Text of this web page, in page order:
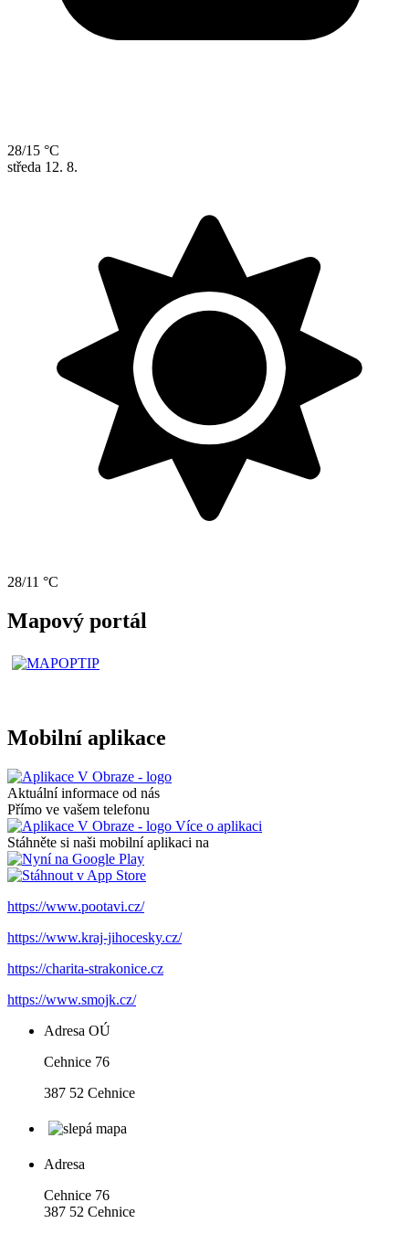
28/15 °C
středa 12. 8.
28/11 °C
Mapový portál
Mobilní aplikace
Aktuální informace od nás
Přímo ve vašem telefonu
Více o aplikaci
Stáhněte si naši mobilní aplikaci na
https://www.pootavi.cz/
https://www.kraj-jihocesky.cz/
https://charita-strakonice.cz
https://www.smojk.cz/
Adresa OÚ
Cehnice 76
387 52 Cehnice
Adresa
Cehnice 76
387 52 Cehnice